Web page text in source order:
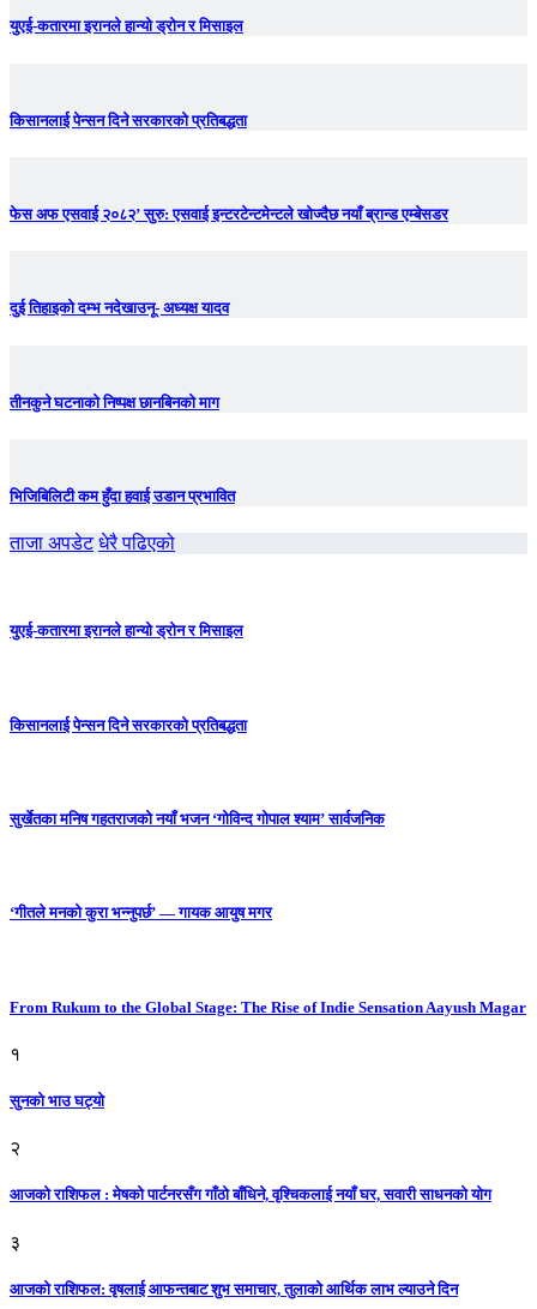
युएई-कतारमा इरानले हान्यो ड्रोन र मिसाइल
किसानलाई पेन्सन दिने सरकारको प्रतिबद्धता
फेस अफ एसवाई २०८२’ सुरु: एसवाई इन्टरटेन्टमेन्टले खोज्दैछ नयाँ ब्रान्ड एम्बेसडर
दुई तिहाइको दम्भ नदेखाउनू- अध्यक्ष यादव
तीनकुने घटनाकाे निष्पक्ष छानबिनकाे माग
भिजिबिलिटी कम हुँदा हवाई उडान प्रभावित
ताजा अपडेट धेरै पढिएको
युएई-कतारमा इरानले हान्यो ड्रोन र मिसाइल
किसानलाई पेन्सन दिने सरकारको प्रतिबद्धता
सुर्खेतका मनिष गहतराजको नयाँ भजन ‘गोविन्द गोपाल श्याम’ सार्वजनिक
‘गीतले मनको कुरा भन्नुपर्छ’ — गायक आयुष मगर
From Rukum to the Global Stage: The Rise of Indie Sensation Aayush Magar
१
सुनको भाउ घट्याे
२
आजको राशिफल : मेषको पार्टनरसँग गाँठो बाँधिने, वृश्चिकलाई नयाँ घर, सवारी साधनकाे याेग
३
आजकाे राशिफल: वृषलाई आफन्तबाट शुभ समाचार, तुलाकाे आर्थिक लाभ ल्याउने दिन